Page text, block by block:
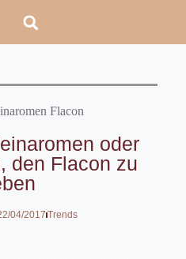
oder
den Flacon zu
04/2017Trends